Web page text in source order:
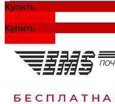
Купить
Добавлено
Купить
Добавлено